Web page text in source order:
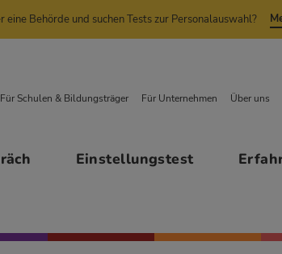
eine Behörde und suchen Tests zur Personalauswahl?
Einstellungstest
Für Schulen & Bildungsträger Für Unternehmen Über uns